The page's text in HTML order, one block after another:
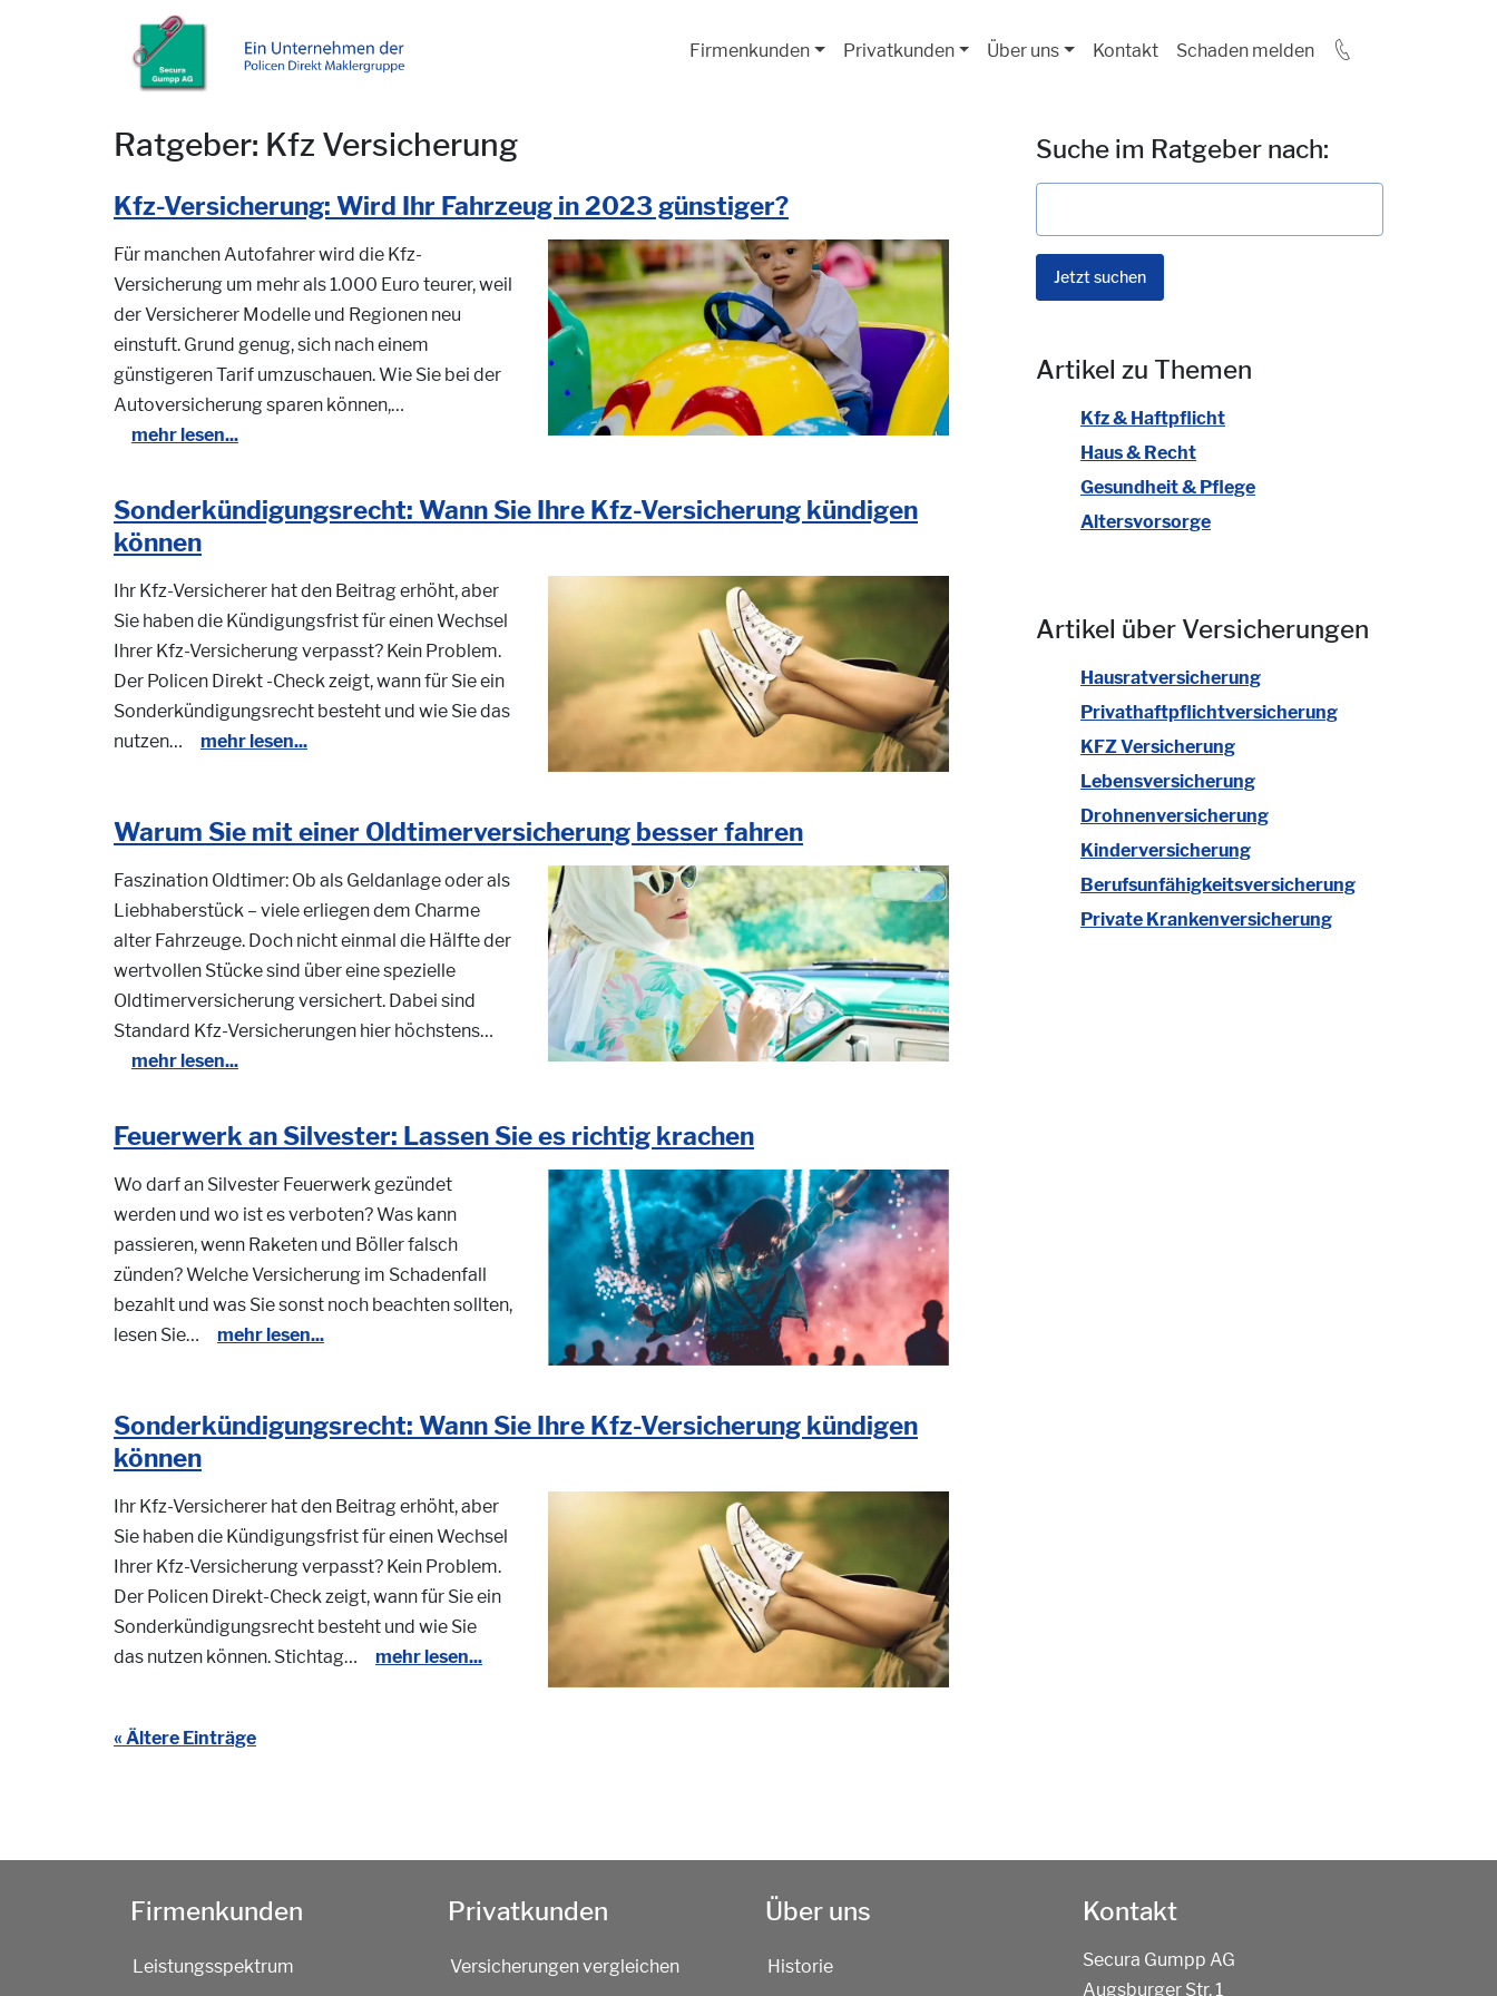
Firmenkunden Privatkunden Über uns Kontakt Schaden melden
Ratgeber: Kfz Versicherung
Kfz-Versicherung: Wird Ihr Fahrzeug in 2023 günstiger?
Für manchen Autofahrer wird die Kfz-
Versicherung um mehr als 1.000 Euro teurer, weil
der Versicherer Modelle und Regionen neu
einstuft. Grund genug, sich nach einem
günstigeren Tarif umzuschauen. Wie Sie bei der
Autoversicherung sparen können,…
mehr lesen...
Sonderkündigungsrecht: Wann Sie Ihre Kfz-Versicherung kündigen
können
Ihr Kfz-Versicherer hat den Beitrag erhöht, aber
Sie haben die Kündigungsfrist für einen Wechsel
Ihrer Kfz-Versicherung verpasst? Kein Problem.
Der Policen Direkt -Check zeigt, wann für Sie ein
Sonderkündigungsrecht besteht und wie Sie das
nutzen…
mehr lesen...
Warum Sie mit einer Oldtimerversicherung besser fahren
Faszination Oldtimer: Ob als Geldanlage oder als
Liebhaberstück – viele erliegen dem Charme
alter Fahrzeuge. Doch nicht einmal die Hälfte der
wertvollen Stücke sind über eine spezielle
Oldtimerversicherung versichert. Dabei sind
Standard Kfz-Versicherungen hier höchstens…
mehr lesen...
Feuerwerk an Silvester: Lassen Sie es richtig krachen
Wo darf an Silvester Feuerwerk gezündet
werden und wo ist es verboten? Was kann
passieren, wenn Raketen und Böller falsch
zünden? Welche Versicherung im Schadenfall
bezahlt und was Sie sonst noch beachten sollten,
lesen Sie…
mehr lesen...
Sonderkündigungsrecht: Wann Sie Ihre Kfz-Versicherung kündigen
können
Ihr Kfz-Versicherer hat den Beitrag erhöht, aber
Sie haben die Kündigungsfrist für einen Wechsel
Ihrer Kfz-Versicherung verpasst? Kein Problem.
Der Policen Direkt-Check zeigt, wann für Sie ein
Sonderkündigungsrecht besteht und wie Sie
das nutzen können. Stichtag…
mehr lesen...
« Ältere Einträge
Suche im Ratgeber nach:
Artikel zu Themen
Kfz & Haftpflicht
Haus & Recht
Gesundheit & Pflege
Altersvorsorge
Artikel über Versicherungen
Hausratversicherung
Privathaftpflichtversicherung
KFZ Versicherung
Lebensversicherung
Drohnenversicherung
Kinderversicherung
Berufsunfähigkeitsversicherung
Private Krankenversicherung
Firmenkunden
Leistungsspektrum
Privatkunden
Versicherungen vergleichen
Über uns
Historie
Kontakt
Secura Gumpp AG
Augsburger Str. 1